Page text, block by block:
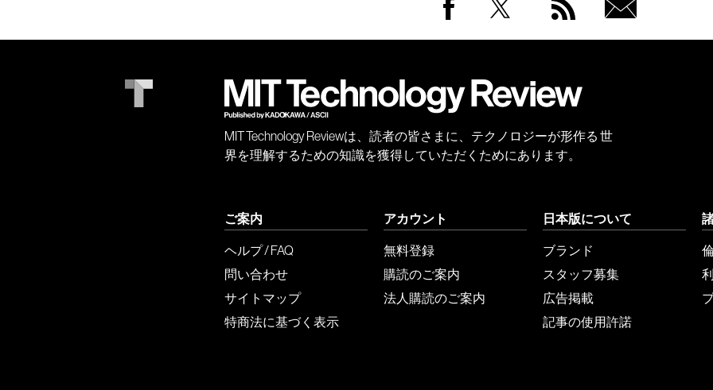
会員
MIT Technology Reviewは、読者の皆さまに、テクノロジーが形作る 世
界を理解するための知識を獲得していただくためにあります。
ご案内
ヘルプ / FAQ
問い合わせ
サイトマップ
特商法に基づく表示
アカウント
無料登録
購読のご案内
法人購読のご案内
日本版について
ブランド
スタッフ募集
広告掲載
記事の使用許諾